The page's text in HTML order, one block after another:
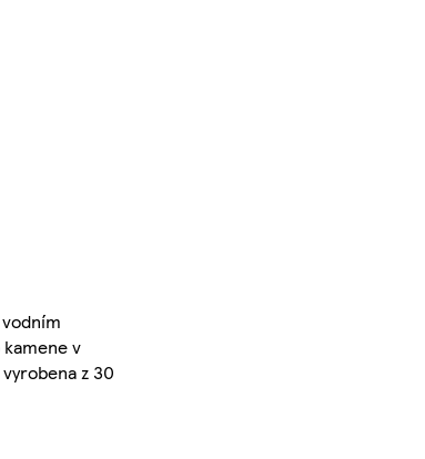
v
z 30